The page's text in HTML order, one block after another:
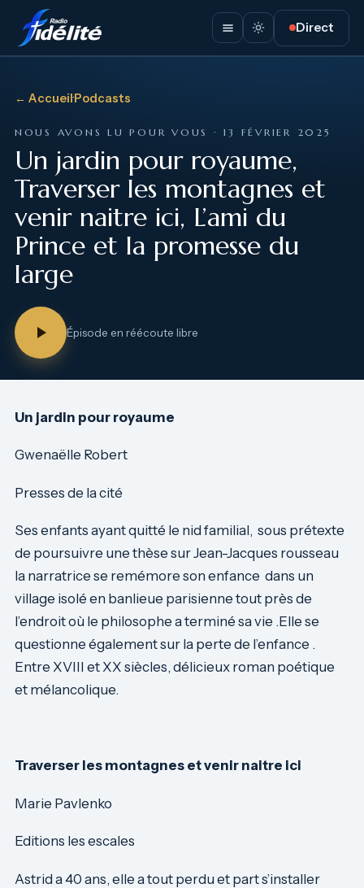
Direct
← Accueil·Podcasts
NOUS AVONS LU POUR VOUS · 13 FÉVRIER 2025
Un jardin pour royaume,
Traverser les montagnes et
venir naitre ici, L’ami du
Prince et la promesse du
large
Épisode en réécoute libre
Un jardin pour royaume
Gwenaëlle Robert
Presses de la cité
Ses enfants ayant quitté le nid familial, sous prétexte
de poursuivre une thèse sur Jean-Jacques rousseau
la narratrice se remémore son enfance dans un
village isolé en banlieue parisienne tout près de
l’endroit où le philosophe a terminé sa vie .Elle se
questionne également sur la perte de l’enfance .
Entre XVIII et XX siècles, délicieux roman poétique
et mélancolique.
Traverser les montagnes et venir naitre ici
Marie Pavlenko
Editions les escales
Astrid a 40 ans, elle a tout perdu et part s’installer